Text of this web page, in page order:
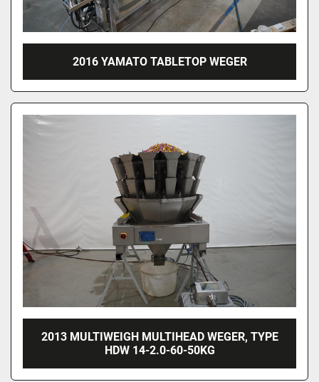
2016 YAMATO TABLETOP WEGER
2013 MULTIWEIGH MULTIHEAD WEGER, TYPE
HDW 14-2.0-60-50KG